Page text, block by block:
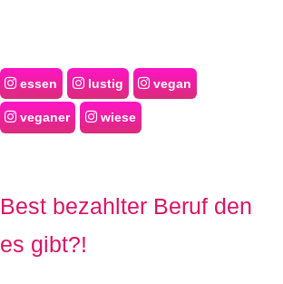
essen lustig vegan
veganer wiese
Best bezahlter Beruf den
es gibt?!